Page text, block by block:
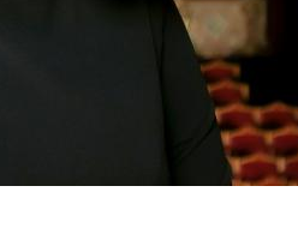
PROJEKTY DIVADLA